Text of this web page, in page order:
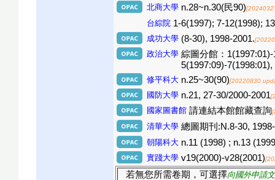
北商大學 n.28~n.30(民90)
台綜院 1-6(1997); 7-12(1998);
成功大學 (8-30), 1998-2001.
政治大學 綜圖分館：1(1997:01)-
5(1997:09)-
修平科大 n.25~30(90)[20220830
國防大學 n.21, 27-30/2000-2001
國家圖書館 請連結本館館藏查詢
清華大學 總圖期刊:N.8-30,
朝陽科大 n.11 (1998) ; n.13
實踐大學 v19(2000)-v28(2001)
若無您所需卷期，可選擇向國外申請